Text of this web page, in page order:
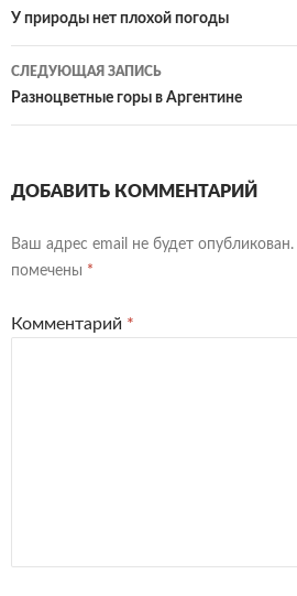
по
записям
У природы нет плохой погоды
СЛЕДУЮЩАЯ ЗАПИСЬ
Разноцветные горы в Аргентине
ДОБАВИТЬ КОММЕНТАРИЙ
Ваш адрес email не будет опубликован.
помечены *
Комментарий *